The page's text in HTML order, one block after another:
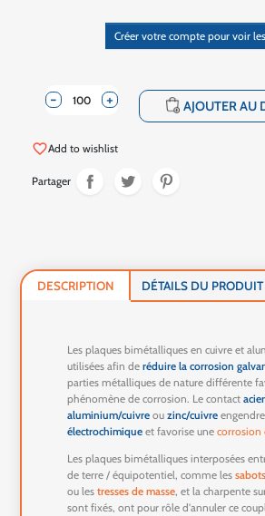
Créer votre compte pour voir
+
- shopping_cart AJOUTER AU
favorite_borderAdd to wishlist
Partager
DESCRIPTION DÉTAILS DU PRODUIT
Les plaques bimétalliques en cuivre et
utilisées afin deréduire la corrosion
parties métalliques de nature différente
phénomène de corrosion. Le contact
aluminium/cuivre ouzinc/cuivre
électrochimique et favorise unecorrosion
Les plaques bimétalliques interposées
de terre / équipotentiel, comme les
ou lestresses de masse, et la charpente
sont fixés, ont pour rôle d'annuler ce